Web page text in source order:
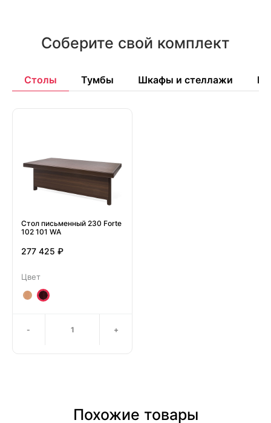
Соберите свой комплект
Столы Тумбы Шкафы и стеллажи
Стол письменный 230 Forte
102 101 WA
277 425 ₽
Цвет
- +
Похожие товары